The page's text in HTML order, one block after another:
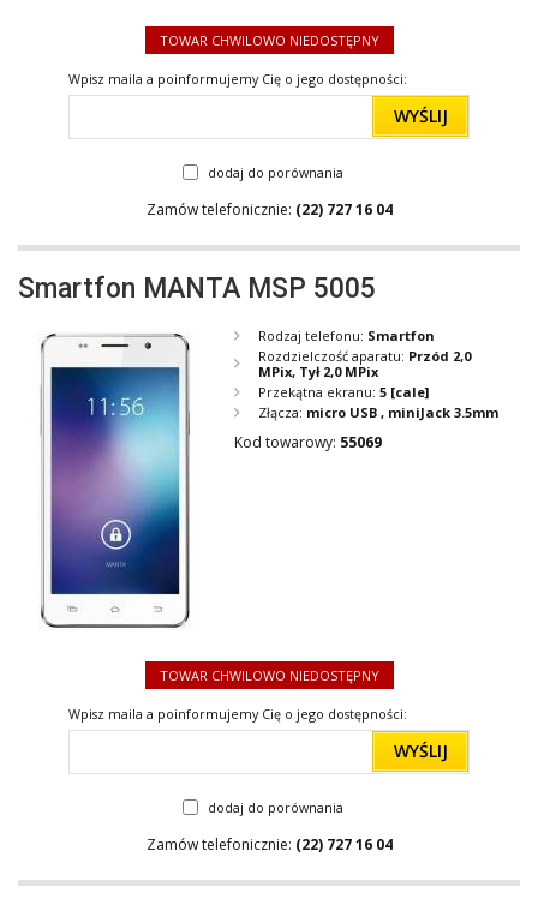
TOWAR CHWILOWO NIEDOSTĘPNY
Wpisz maila a poinformujemy Cię o jego dostępności:
WYŚLIJ
dodaj do porównania
Zamów telefonicznie: (22) 727 16 04
Smartfon MANTA MSP 5005
Rodzaj telefonu: Smartfon
Rozdzielczość aparatu: Przód 2,0
MPix, Tył 2,0 MPix
Przekątna ekranu: 5 [cale]
Złącza: micro USB , miniJack 3.5mm
Kod towarowy: 55069
TOWAR CHWILOWO NIEDOSTĘPNY
Wpisz maila a poinformujemy Cię o jego dostępności:
WYŚLIJ
dodaj do porównania
Zamów telefonicznie: (22) 727 16 04